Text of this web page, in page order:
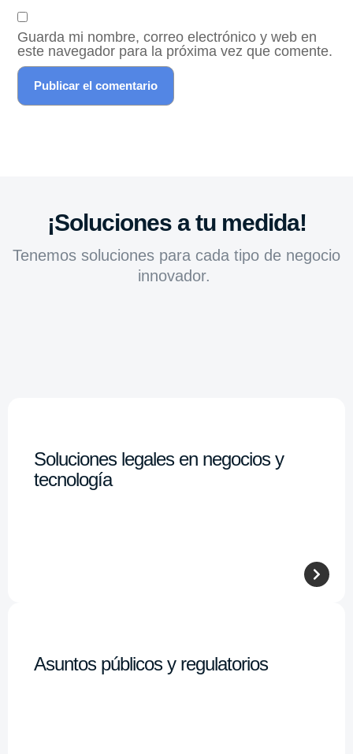
Guarda mi nombre, correo electrónico y web en
este navegador para la próxima vez que comente.
¡Soluciones a tu medida!
Tenemos soluciones para cada tipo de negocio
innovador.
Soluciones legales en negocios y
tecnología
Asuntos públicos y regulatorios